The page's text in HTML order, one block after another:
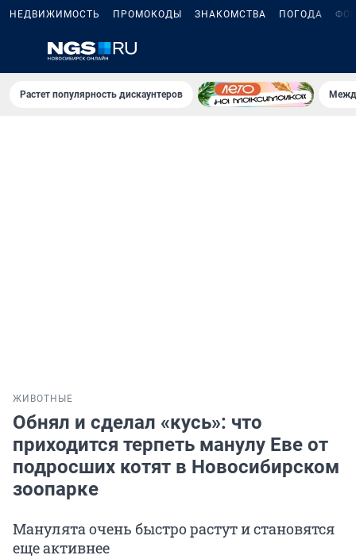
НЕДВИЖИМОСТЬ ПРОМОКОДЫ ЗНАКОМСТВА ПОГОДА
Растет популярность дискаунтеров
ЖИВОТНЫЕ
Обнял и сделал «кусь»: что
приходится терпеть манулу Еве от
подросших котят в Новосибирском
зоопарке
Манулята очень быстро растут и становятся
еще активнее